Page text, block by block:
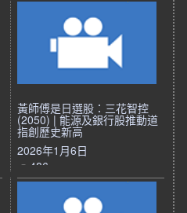
黃師傅是日選股：三花智控
(2050) | 能源及銀行股推動道
指創歷史新高
2026年1月6日
486